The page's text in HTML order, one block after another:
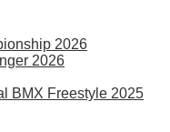
2026
2026
BMX Freestyle 2025